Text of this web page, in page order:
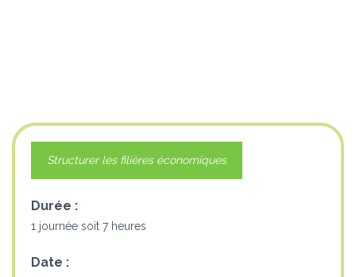
Structurer les filières économiques
Durée :
1 journée soit 7 heures
Date :